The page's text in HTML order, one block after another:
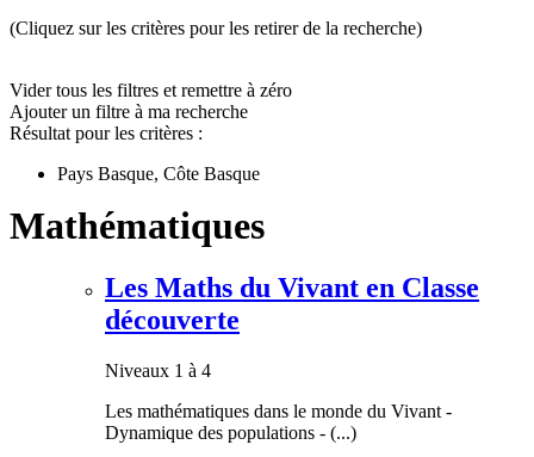
(Cliquez sur les critères pour les retirer de la recherche)
Vider tous les filtres et remettre à zéro
Ajouter un filtre à ma recherche
Résultat pour les critères :
Pays Basque, Côte Basque
Mathématiques
Les Maths du Vivant en Classe
découverte
Niveaux 1 à 4
Les mathématiques dans le monde du Vivant -
Dynamique des populations - (...)